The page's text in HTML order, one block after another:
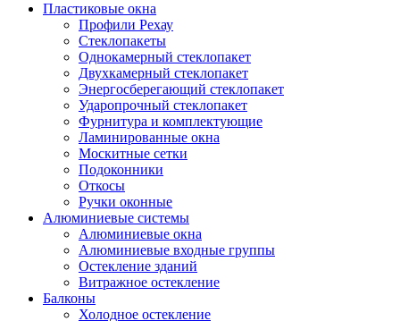
Пластиковые окна
Профили Рехау
Стеклопакеты
Однокамерный стеклопакет
Двухкамерный стеклопакет
Энергосберегающий стеклопакет
Ударопрочный стеклопакет
Фурнитура и комплектующие
Ламинированные окна
Москитные сетки
Подоконники
Откосы
Ручки оконные
Алюминиевые системы
Алюминиевые окна
Алюминиевые входные группы
Остекление зданий
Витражное остекление
Балконы
Холодное остекление